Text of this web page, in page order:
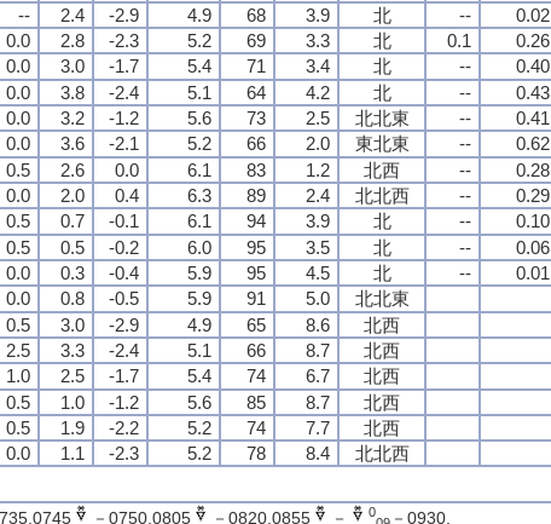
-- 2.4 -2.9 4.9 68 3.9 北 -- 0.02
0.0 2.8 -2.3 5.2 69 3.3 北 0.1 0.26
0.0 3.0 -1.7 5.4 71 3.4 北 -- 0.40
0.0 3.8 -2.4 5.1 64 4.2 北 -- 0.43
0.0 3.2 -1.2 5.6 73 2.5 北北東 -- 0.41
0.0 3.6 -2.1 5.2 66 2.0 東北東 -- 0.62
0.5 2.6 0.0 6.1 83 1.2 北西 -- 0.28
0.0 2.0 0.4 6.3 89 2.4 北北西 -- 0.29
0.5 0.7 -0.1 6.1 94 3.9 北 -- 0.10
0.5 0.5 -0.2 6.0 95 3.5 北 -- 0.06
0.0 0.3 -0.4 5.9 95 4.5 北 -- 0.01
0.0 0.8 -0.5 5.9 91 5.0 北北東
0.5 3.0 -2.9 4.9 65 8.6 北西
2.5 3.3 -2.4 5.1 66 8.7 北西
1.0 2.5 -1.7 5.4 74 6.7 北西
0.5 1.0 -1.2 5.6 85 8.7 北西
0.5 1.9 -2.2 5.2 74 7.7 北西
0.0 1.1 -2.3 5.2 78 8.4 北北西
－0750.0805 －0820.0855 － 0
－0930.